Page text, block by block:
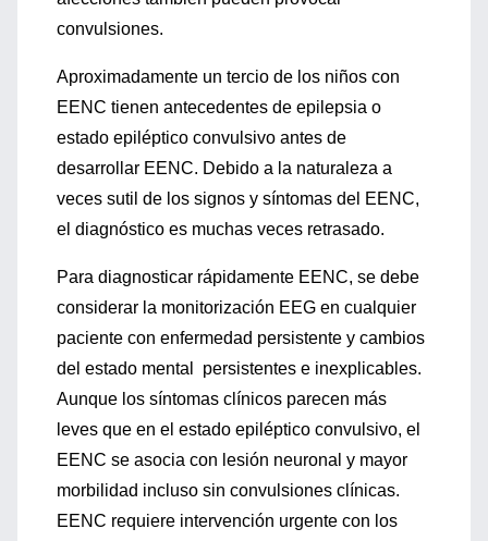
convulsiones.
Aproximadamente un tercio de los niños con
EENC tienen antecedentes de epilepsia o
estado epiléptico convulsivo antes de
desarrollar EENC. Debido a la naturaleza a
veces sutil de los signos y síntomas del EENC,
el diagnóstico es muchas veces retrasado.
Para diagnosticar rápidamente EENC, se debe
considerar la monitorización EEG en cualquier
paciente con enfermedad persistente y cambios
del estado mental persistentes e inexplicables.
Aunque los síntomas clínicos parecen más
leves que en el estado epiléptico convulsivo, el
EENC se asocia con lesión neuronal y mayor
morbilidad incluso sin convulsiones clínicas.
EENC requiere intervención urgente con los